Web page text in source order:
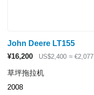
John Deere LT155
¥16,200
US$2,400 ≈ €2,077
草坪拖拉机
2008